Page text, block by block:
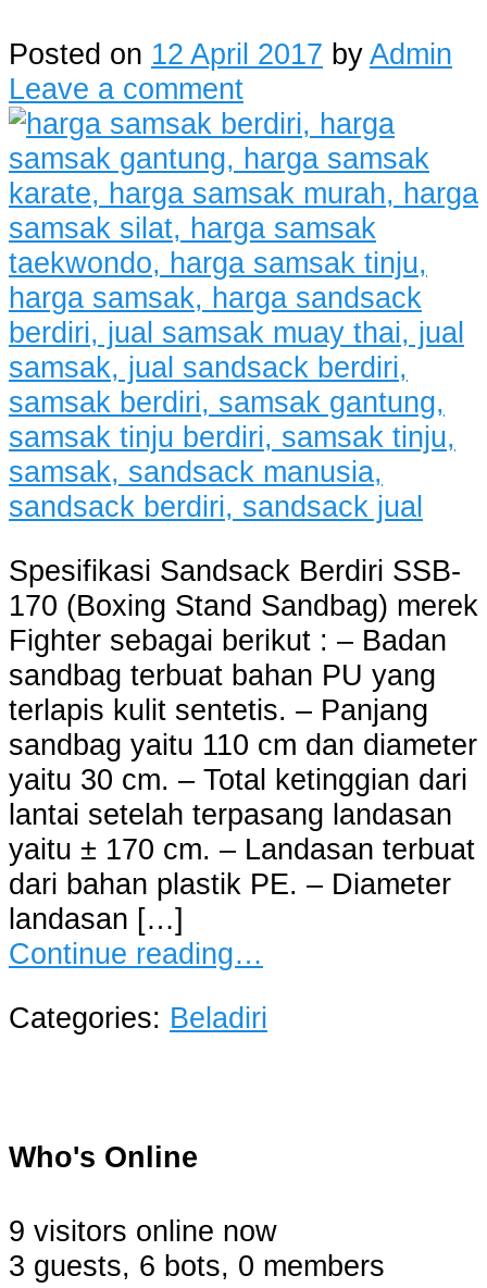
Posted on 12 April 2017 byAdmin
Leave a comment
Spesifikasi Sandsack Berdiri SSB-
170 (Boxing Stand Sandbag) merek
Fighter sebagai berikut : – Badan
sandbag terbuat bahan PU yang
terlapis kulit sentetis. – Panjang
sandbag yaitu 110 cm dan diameter
yaitu 30 cm. – Total ketinggian dari
lantai setelah terpasang landasan
yaitu ± 170 cm. – Landasan terbuat
dari bahan plastik PE. – Diameter
landasan […]
Continue reading…
Categories: Beladiri
Who's Online
9 visitors online now
3 guests, 6 bots, 0 members